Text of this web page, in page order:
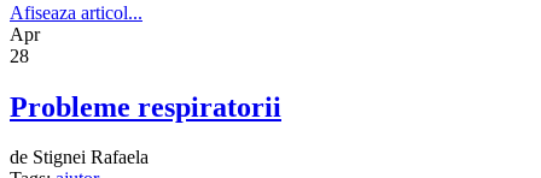
Afiseaza articol...
Apr
28
Probleme respiratorii
de Stignei Rafaela